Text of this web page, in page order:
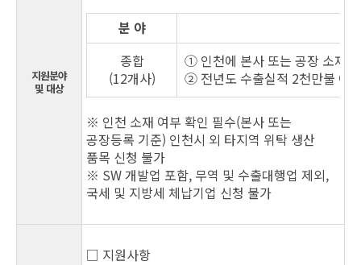
지원분야
및 대상
분 야
종합
(12개사)
① 인천에 본사 또는 공장 소재
② 전년도 수출실적 2천만불 이
※ 인천 소재 여부 확인 필수(본사 또는
공장등록 기준) 인천시 외 타지역 위탁 생산
품목 신청 불가
※ SW 개발업 포함, 무역 및 수출대행업 제외,
국세 및 지방세 체납기업 신청 불가
□ 지원사항